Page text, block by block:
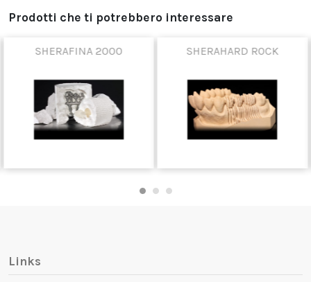
Prodotti che ti potrebbero interessare
SHERAFINA 2000 SHERAHARD ROCK
Links